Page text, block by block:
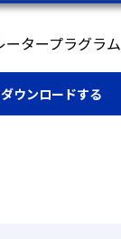
ータープラグラム
ウンロードする